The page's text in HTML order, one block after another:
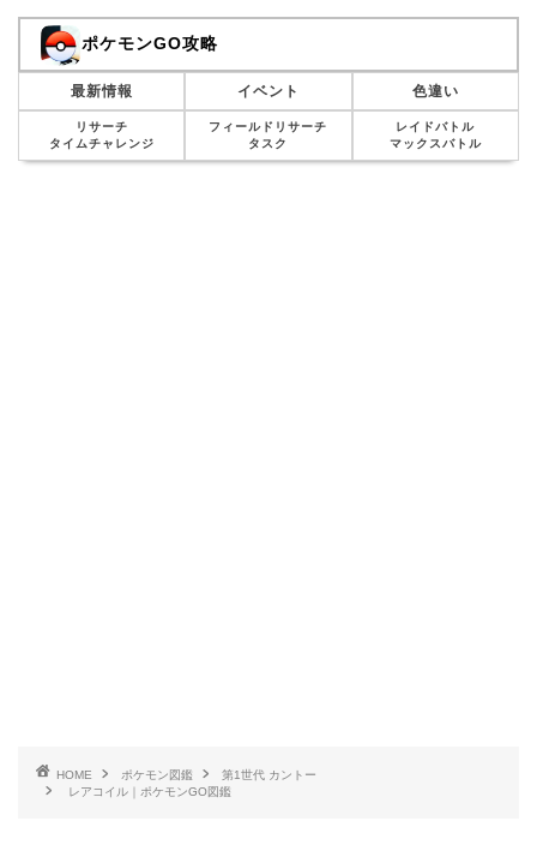
ポケモンGO攻略
最新情報 イベント 色違い
リサーチ
タイムチャレンジ
フィールドリサーチ
タスク
レイドバトル
マックスバトル
HOME ポケモン図鑑
第1世代 カントー
レアコイル｜ポケモンGO図鑑